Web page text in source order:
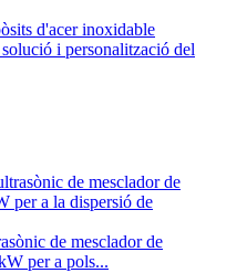
d'acer inoxidable
i personalització del
de mesclador de
per a pols...